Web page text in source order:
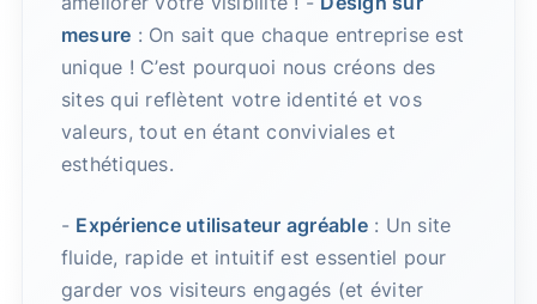
mesure : On sait que chaque entreprise est
unique ! C’est pourquoi nous créons des
sites qui reflètent votre identité et vos
valeurs, tout en étant conviviales et
esthétiques.
- Expérience utilisateur agréable: Un site
fluide, rapide et intuitif est essentiel pour
garder vos visiteurs engagés (et éviter